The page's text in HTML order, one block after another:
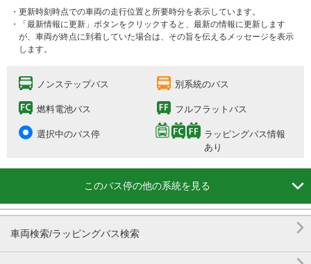
・更新時刻時点での車両の走行位置と所要時分を表示しています。
・「最新情報に更新」ボタンをクリックすると、最新の情報に更新します
が、車両が終点に到着していた場合は、その旨を伝えるメッセージを表示
します。
ノンステップバス 別系統のバス
燃料電池バス フルフラットバス
選択中のバス停
ラッピングバス情報
あり
このバス停の他の系統を見る 
車両検索/ラッピングバス検索
